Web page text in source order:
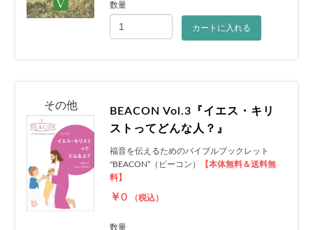
数量
カートに入れる
その他
BEACON Vol.3『イエス・キリ
ストってどんな人？』
福音を伝えるためのバイブルブックレット
"BEACON”（ビーコン）
【本体無料＆送料無
料】
￥0 （税込）
数量